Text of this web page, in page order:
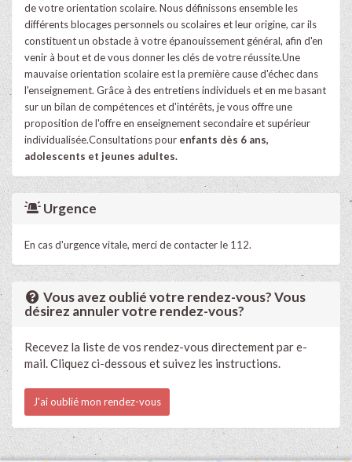
de votre orientation scolaire. Nous définissons ensemble les
différents blocages personnels ou scolaires et leur origine, car ils
constituent un obstacle à votre épanouissement général, afin d'en
venir à bout et de vous donner les clés de votre réussite.Une
mauvaise orientation scolaire est la première cause d'échec dans
l'enseignement. Grâce à des entretiens individuels et en me basant
sur un bilan de compétences et d'intérêts, je vous offre une
proposition de l'offre en enseignement secondaire et supérieur
individualisée.​Consultations pour enfants dès 6 ans,
adolescents et jeunes adultes.
Urgence
En cas d'urgence vitale, merci de contacter le 112.
Vous avez oublié votre rendez-vous? Vous
désirez annuler votre rendez-vous?
Recevez la liste de vos rendez-vous directement par e-
mail. Cliquez ci-dessous et suivez les instructions.
J'ai oublié mon rendez-vous